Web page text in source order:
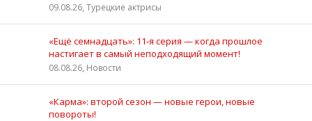
09.08.26, Турецкие актрисы
«Ещё семнадцать»: 11‑я серия — когда прошлое
настигает в самый неподходящий момент!
08.08.26, Новости
«Карма»: второй сезон — новые герои, новые
повороты!